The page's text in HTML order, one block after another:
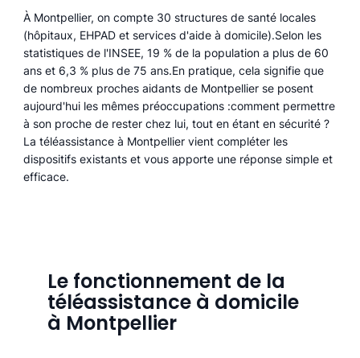
À Montpellier, on compte 30 structures de santé locales
(hôpitaux, EHPAD et services d'aide à domicile).Selon les
statistiques de l'INSEE, 19 % de la population a plus de 60
ans et 6,3 % plus de 75 ans.En pratique, cela signifie que
de nombreux proches aidants de Montpellier se posent
aujourd'hui les mêmes préoccupations :comment permettre
à son proche de rester chez lui, tout en étant en sécurité ?
La téléassistance à Montpellier vient compléter les
dispositifs existants et vous apporte une réponse simple et
efficace.
Le fonctionnement de la
téléassistance à domicile
à Montpellier